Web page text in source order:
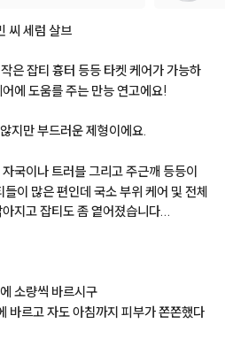
씨 세럼 살브
작은잡티 흉터 등등 타켓 케어가가능하
에 도움를주는 만능 연고에요!
않지만부드러운제형이에요.
자국이나 트러블 그리고주근깨 등등이
들이 많은편인데 국소부위 케어 및 전체
아지고잡티도좀옅어졌습니다...
소량씩 바르시구
바르고자도아침까지 피부가쫀쫀했다